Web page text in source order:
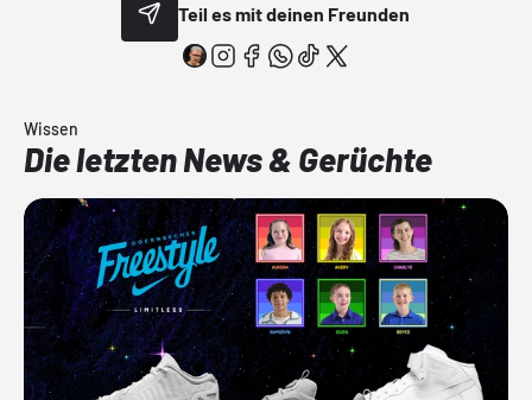
Teil es mit deinen Freunden
Wissen
Die letzten News & Gerüchte